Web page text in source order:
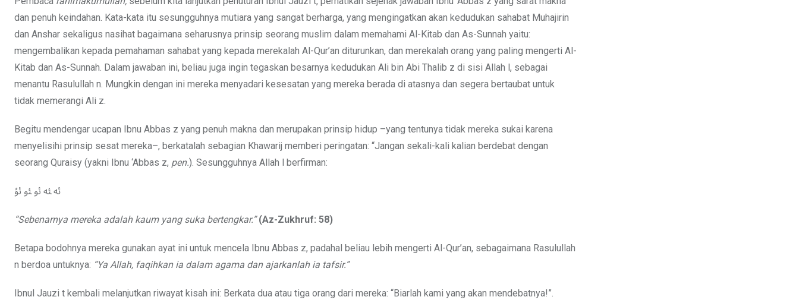
dan penuh keindahan. Kata-kata itu sesungguhnya mutiara yang sangat berharga, yang mengingatkan akan kedudukan sahabat Muhajirin
dan Anshar sekaligus nasihat bagaimana seharusnya prinsip seorang muslim dalam memahami Al-Kitab dan As-Sunnah yaitu:
mengembalikan kepada pemahaman sahabat yang kepada merekalah Al-Qur’an diturunkan, dan merekalah orang yang paling mengerti Al-
Kitab dan As-Sunnah. Dalam jawaban ini, beliau juga ingin tegaskan besarnya kedudukan Ali bin Abi Thalib z di sisi Allah l, sebagai
menantu Rasulullah n. Mungkin dengan ini mereka menyadari kesesatan yang mereka berada di atasnya dan segera bertaubat untuk
tidak memerangi Ali z.
Begitu mendengar ucapan Ibnu Abbas z yang penuh makna dan merupakan prinsip hidup –yang tentunya tidak mereka sukai karena
menyelisihi prinsip sesat mereka–, berkatalah sebagian Khawarij memberi peringatan: “Jangan sekali-kali kalian berdebat dengan
seorang Quraisy (yakni Ibnu ‘Abbas z, pen.). Sesungguhnya Allah l berfirman:
ﯬ ﯭ ﯮ ﯯ ﯰ
“Sebenarnya mereka adalah kaum yang suka bertengkar.” (Az-Zukhruf: 58)
Betapa bodohnya mereka gunakan ayat ini untuk mencela Ibnu Abbas z, padahal beliau lebih mengerti Al-Qur’an, sebagaimana Rasulullah
n berdoa untuknya: “Ya Allah, faqihkan ia dalam agama dan ajarkanlah ia tafsir.”
Ibnul Jauzi t kembali melanjutkan riwayat kisah ini: Berkata dua atau tiga orang dari mereka: “Biarlah kami yang akan mendebatnya!”.